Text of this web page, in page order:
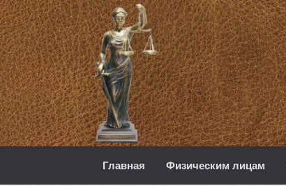
Главная Физическим лицам